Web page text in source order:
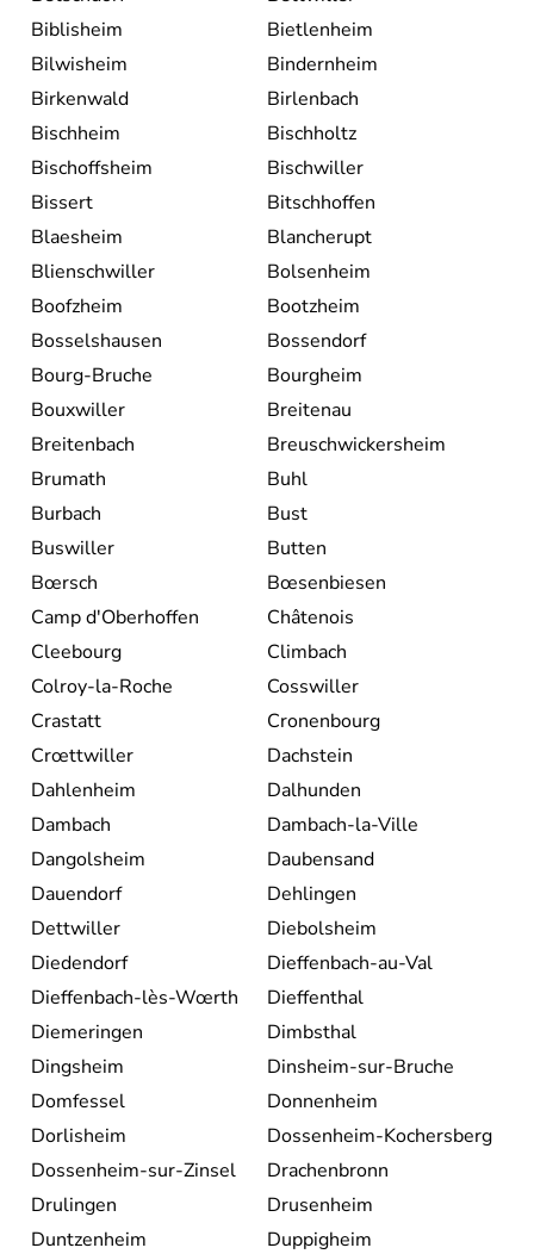
Biblisheim
Bietlenheim
Bilwisheim
Bindernheim
Birkenwald
Birlenbach
Bischheim
Bischholtz
Bischoffsheim
Bischwiller
Bissert
Bitschhoffen
Blaesheim
Blancherupt
Blienschwiller
Bolsenheim
Boofzheim
Bootzheim
Bosselshausen
Bossendorf
Bourg-Bruche
Bourgheim
Bouxwiller
Breitenau
Breitenbach
Breuschwickersheim
Brumath
Buhl
Burbach
Bust
Buswiller
Butten
Bœrsch
Bœsenbiesen
Camp d'Oberhoffen
Châtenois
Cleebourg
Climbach
Colroy-la-Roche
Cosswiller
Crastatt
Cronenbourg
Crœttwiller
Dachstein
Dahlenheim
Dalhunden
Dambach
Dambach-la-Ville
Dangolsheim
Daubensand
Dauendorf
Dehlingen
Dettwiller
Diebolsheim
Diedendorf
Dieffenbach-au-Val
Dieffenbach-lès-Wœrth
Dieffenthal
Diemeringen
Dimbsthal
Dingsheim
Dinsheim-sur-Bruche
Domfessel
Donnenheim
Dorlisheim
Dossenheim-Kochersberg
Dossenheim-sur-Zinsel
Drachenbronn
Drulingen
Drusenheim
Duntzenheim
Duppigheim